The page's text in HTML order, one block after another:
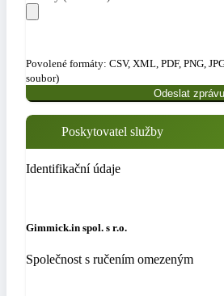
Povolené formáty: CSV, XML, PDF, PNG,
soubor)
Odeslat zprávu
Poskytovatel služby
Identifikační údaje
Gimmick.in spol. s r.o.
Společnost s ručením omezeným